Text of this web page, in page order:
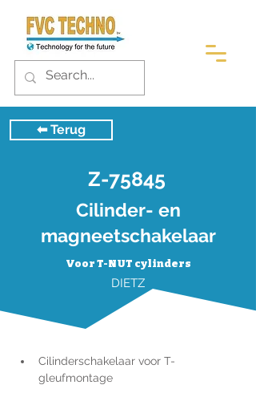
⬅︎ Terug
Z-75845
Cilinder- en
magneetschakelaar
Voor T-NUT cylinders
DIETZ
Cilinderschakelaar voor T-
gleufmontage